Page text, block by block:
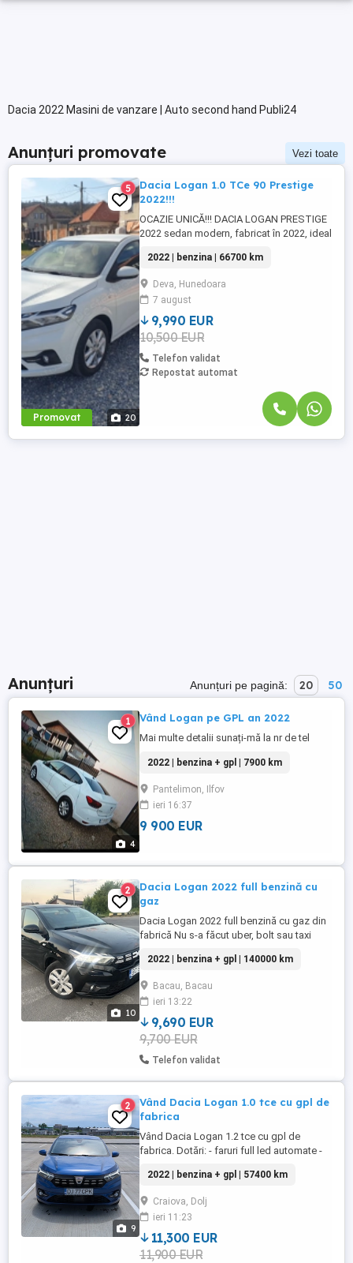
Dacia 2022 Masini de vanzare | Auto second hand Publi24
Anunțuri promovate Vezi toate
Promovat 20
5
Dacia Logan 1.0 TCe 90 Prestige
2022!!!
OCAZIE UNICĂ!!! DACIA LOGAN PRESTIGE
2022 sedan modern, fabricat în 2022, ideal
cu consum redus, dotată cu sisteme
avansate de siguranță și confort, pregătită
pentru un nou proprietar. Stare tehnică și
optică excelentă. Prima înmatriculare:
28.10.2022 Culoare: ...
2022 | benzina | 66700 km
Deva, Hunedoara
7 august
9,990 EUR
10,500 EUR
Telefon validat
Repostat automat
Anunțuri Anunțuri pe pagină: 20 50
4
1 Vând Logan pe GPL an 2022
Mai multe detalii sunați-mă la nr de tel
2022 | benzina + gpl | 7900 km
Pantelimon, Ilfov
ieri 16:37
9 900 EUR
10
2
Dacia Logan 2022 full benzină cu
gaz
Dacia Logan 2022 full benzină cu gaz din
fabrică Nu s-a făcut uber, bolt sau taxi
detalii la tel. Nu răspund la e-mail sau
mesaje
2022 | benzina + gpl | 140000 km
Bacau, Bacau
ieri 13:22
9,690 EUR
9,700 EUR
Telefon validat
9
2
Vând Dacia Logan 1.0 tce cu gpl de
fabrica
Vând Dacia Logan 1.2 tce cu gpl de
fabrica. Dotări: - faruri full led automate -
comenzi pe volan - clima automata Preț
11300 euro, negociabil. NU ACCEPT
SCHIMBURI!!!
2022 | benzina + gpl | 57400 km
Craiova, Dolj
ieri 11:23
11,300 EUR
11,900 EUR